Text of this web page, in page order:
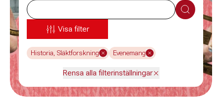
Sök
Visa filter
Historia, Släktforskning Evenemang
Rensa alla filterinställningar